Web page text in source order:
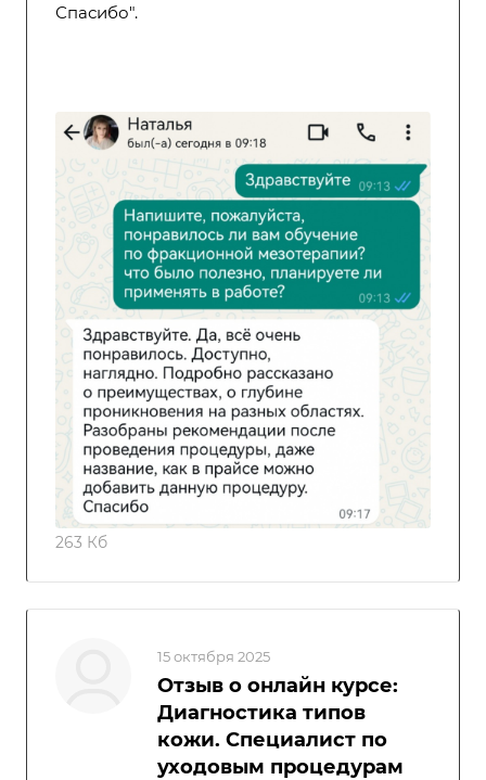
Спасибо".
263 Кб
15 октября 2025
Отзыв о онлайн курсе:
Диагностика типов
кожи. Специалист по
уходовым процедурам